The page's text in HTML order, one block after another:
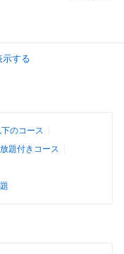
示する
のコース
題付きコース